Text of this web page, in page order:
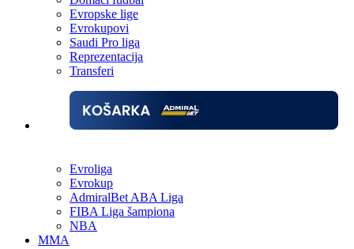
Evropske lige
Evrokupovi
Saudi Pro liga
Reprezentacija
Transferi
Evroliga
Evrokup
AdmiralBet ABA Liga
FIBA Liga šampiona
NBA
MMA